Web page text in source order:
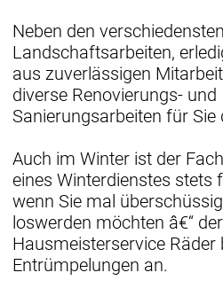
Neben den
Landschaftsarbeiten,
aus zuverlässigen
diverse Renovierungs- und
Sanierungsarbeiten für Sie
Auch im Winter ist der
eines Winterdienstes stets
wenn Sie mal
loswerden möchten â€“ der
Hausmeisterservice Räder
Entrümpelungen an.